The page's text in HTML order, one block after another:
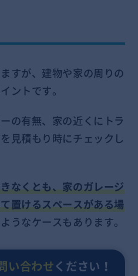
すが、建物や家の周りの
ントです。
の有無、家の近くにトラ
見積もり時にチェックし
なくとも、家のガレージ
置けるスペースがある場
うなケースもあります。
い合わせください！